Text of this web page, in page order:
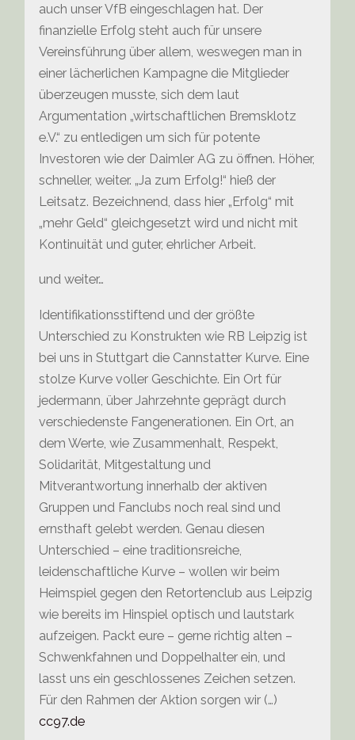
auch unser VfB eingeschlagen hat. Der
finanzielle Erfolg steht auch für unsere
Vereinsführung über allem, weswegen man in
einer lächerlichen Kampagne die Mitglieder
überzeugen musste, sich dem laut
Argumentation „wirtschaftlichen Bremsklotz
e.V.“ zu entledigen um sich für potente
Investoren wie der Daimler AG zu öffnen. Höher,
schneller, weiter. „Ja zum Erfolg!“ hieß der
Leitsatz. Bezeichnend, dass hier „Erfolg“ mit
„mehr Geld“ gleichgesetzt wird und nicht mit
Kontinuität und guter, ehrlicher Arbeit.
und weiter…
Identifikationsstiftend und der größte
Unterschied zu Konstrukten wie RB Leipzig ist
bei uns in Stuttgart die Cannstatter Kurve. Eine
stolze Kurve voller Geschichte. Ein Ort für
jedermann, über Jahrzehnte geprägt durch
verschiedenste Fangenerationen. Ein Ort, an
dem Werte, wie Zusammenhalt, Respekt,
Solidarität, Mitgestaltung und
Mitverantwortung innerhalb der aktiven
Gruppen und Fanclubs noch real sind und
ernsthaft gelebt werden. Genau diesen
Unterschied – eine traditionsreiche,
leidenschaftliche Kurve – wollen wir beim
Heimspiel gegen den Retortenclub aus Leipzig
wie bereits im Hinspiel optisch und lautstark
aufzeigen. Packt eure – gerne richtig alten –
Schwenkfahnen und Doppelhalter ein, und
lasst uns ein geschlossenes Zeichen setzen.
Für den Rahmen der Aktion sorgen wir (…)
cc97.de